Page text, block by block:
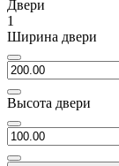
Двери
1
Ширина двери
Высота двери